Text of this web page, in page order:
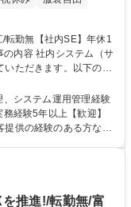
いただきます。以下の業
。 ・社内ネットワーク
ーク更
運用についてプロジェ
で利用するＭ３６５、Ａ
理。 募集職種
残業21H◎暖かな社風
システム運用管理経験
経験5年以上【歓迎】
提供の経験のある方など
けるよう、部署間をロ
■キャリア支援：役職
や個別相談で支援しま
を推進!/転勤無/富